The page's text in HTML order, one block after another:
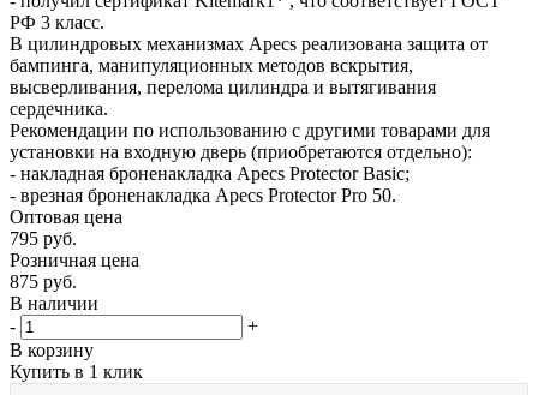
РФ 3 класс.
В цилиндровых механизмах Apecs реализована защита от
бампинга, манипуляционных методов вскрытия,
высверливания, перелома цилиндра и вытягивания
сердечника.
Рекомендации по использованию с другими товарами для
установки на входную дверь (приобретаются отдельно):
- накладная броненакладка Apecs Protector Basic;
- врезная броненакладка Apecs Protector Pro 50.
Оптовая цена
795 руб.
Розничная цена
875 руб.
В наличии
-
+
В корзину
Купить в 1 клик